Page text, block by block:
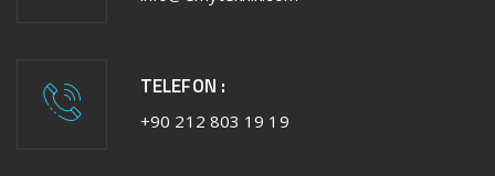
TELEFON :
+90 212 803 19 19